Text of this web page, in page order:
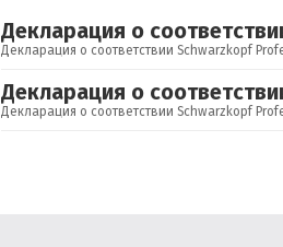
Декларация о
Декларация о соответствии Schwarzkopf
Декларация о
Декларация о соответствии Schwarzkopf